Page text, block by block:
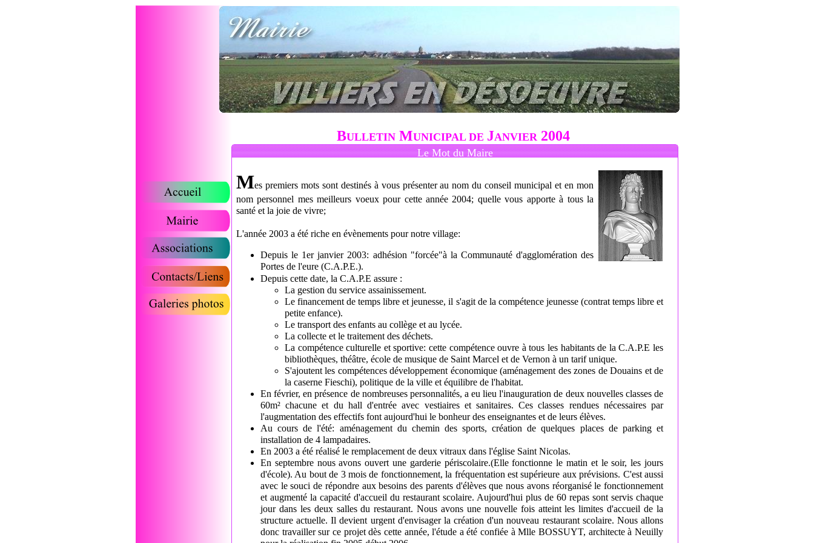
BULLETIN MUNICIPAL DE JANVIER 2004
Le Mot du Maire
Mes premiers mots sont destinés à vous présenter au nom du conseil municipal et en mon
nom personnel mes meilleurs voeux pour cette année 2004; quelle vous apporte à tous la
santé et la joie de vivre;
L'année 2003 a été riche en évènements pour notre village:
Depuis le 1er janvier 2003: adhésion "forcée"à la Communauté d'agglomération des
Portes de l'eure (C.A.P.E.).
Depuis cette date, la C.A.P.E assure :
La gestion du service assainissement.
Le financement de temps libre et jeunesse, il s'agit de la compétence jeunesse (contrat temps libre et
petite enfance).
Le transport des enfants au collège et au lycée.
La collecte et le traitement des déchets.
La compétence culturelle et sportive: cette compétence ouvre à tous les habitants de la C.A.P.E les
bibliothèques, théâtre, école de musique de Saint Marcel et de Vernon à un tarif unique.
S'ajoutent les compétences développement économique (aménagement des zones de Douains et de
la caserne Fieschi), politique de la ville et équilibre de l'habitat.
En février, en présence de nombreuses personnalités, a eu lieu l'inauguration de deux nouvelles classes de
60m² chacune et du hall d'entrée avec vestiaires et sanitaires. Ces classes rendues nécessaires par
l'augmentation des effectifs font aujourd'hui le bonheur des enseignantes et de leurs élèves.
Au cours de l'été: aménagement du chemin des sports, création de quelques places de parking et
installation de 4 lampadaires.
En 2003 a été réalisé le remplacement de deux vitraux dans l'église Saint Nicolas.
En septembre nous avons ouvert une garderie périscolaire.(Elle fonctionne le matin et le soir, les jours
d'école). Au bout de 3 mois de fonctionnement, la fréquentation est supérieure aux prévisions. C'est aussi
avec le souci de répondre aux besoins des parents d'élèves que nous avons réorganisé le fonctionnement
et augmenté la capacité d'accueil du restaurant scolaire. Aujourd'hui plus de 60 repas sont servis chaque
jour dans les deux salles du restaurant. Nous avons une nouvelle fois atteint les limites d'accueil de la
structure actuelle. Il devient urgent d'envisager la création d'un nouveau restaurant scolaire. Nous allons
donc travailler sur ce projet dès cette année, l'étude a été confiée à Mlle BOSSUYT, architecte à Neuilly